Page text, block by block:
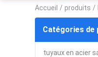
Accueil / produits /
Catégories de
tuyaux en acier